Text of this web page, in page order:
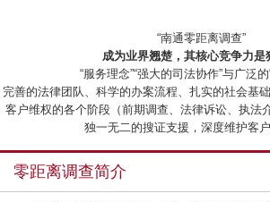
“南通零距离调查”
成为业界翘楚，其核心竞争力是
“服务理念”“强大的司法协作”与广泛
完善的法律团队、科学的办案流程、扎实的社会基
客户维权的各个阶段（前期调查、法律诉讼、执法
独一无二的搜证支援，深度维护客
零距离调查简介